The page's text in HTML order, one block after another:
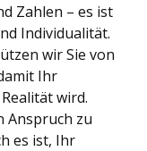
Zahlen – es ist
Individualität.
wir Sie von
Ihr
wird.
Anspruch zu
es ist, Ihr